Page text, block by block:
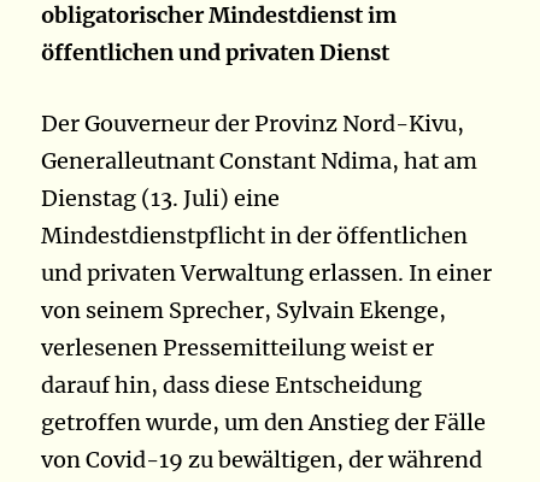
obligatorischer Mindestdienst im
öffentlichen und privaten Dienst
Der Gouverneur der Provinz Nord-Kivu,
Generalleutnant Constant Ndima, hat am
Dienstag (13. Juli) eine
Mindestdienstpflicht in der öffentlichen
und privaten Verwaltung erlassen. In einer
von seinem Sprecher, Sylvain Ekenge,
verlesenen Pressemitteilung weist er
darauf hin, dass diese Entscheidung
getroffen wurde, um den Anstieg der Fälle
von Covid-19 zu bewältigen, der während